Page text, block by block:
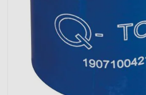
ons voorop, want we
goede relatie met onze